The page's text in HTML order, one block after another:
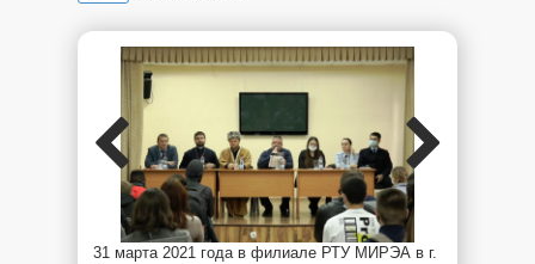
31 марта 2021 года в филиале РТУ МИРЭА в г.